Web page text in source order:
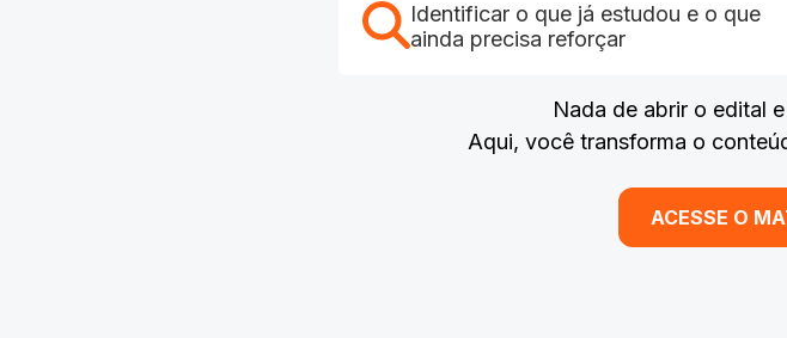
Identificar o que já estudou e o que
ainda precisa reforçar
Nada de abrir o edital
Aqui, você transforma o
ACESSE O